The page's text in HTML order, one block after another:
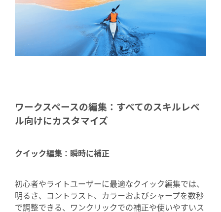
ワークスペースの編集：すべてのスキルレベ
ル向けにカスタマイズ
クイック編集：瞬時に補正
初心者やライトユーザーに最適なクイック編集では、
明るさ、コントラスト、カラーおよびシャープを数秒
で調整できる、ワンクリックでの補正や使いやすいス